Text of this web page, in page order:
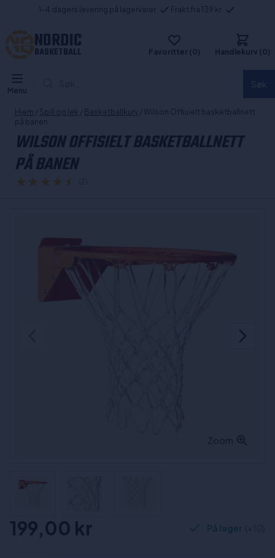
1-4 dagers levering på lagervarer Frakt fra 139 kr
NORDIC
BASKETBALL Favoritter (0) Handlekurv (0)
Menu
Hjem / Spill og lek / Basketballkurv / Wilson Offisielt basketballnett
på banen
WILSON OFFISIELT BASKETBALLNETT
PÅ BANEN
Zoom
199,00 kr På lager